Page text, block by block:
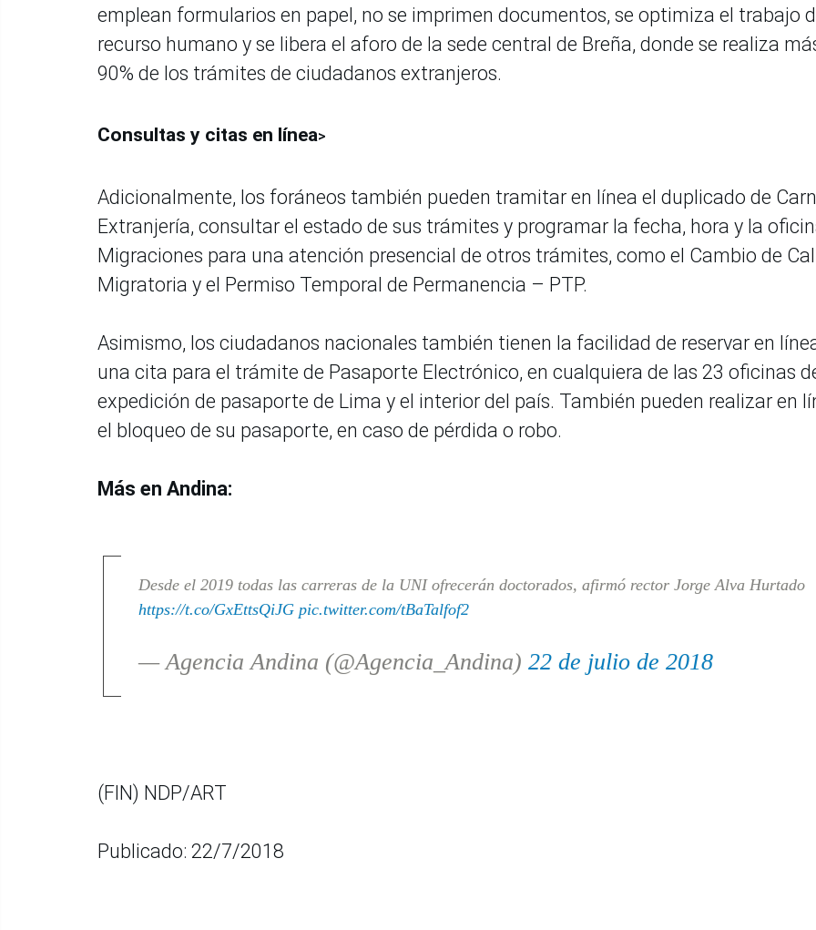
emplean formularios en papel, no se imprimen documentos, se optimiza el trabajo
recurso humano y se libera el aforo de la sede central de Breña, donde se realiza
90% de los trámites de ciudadanos extranjeros.
Consultas y citas en línea>
Adicionalmente, los foráneos también pueden tramitar en línea el duplicado de
Extranjería, consultar el estado de sus trámites y programar la fecha, hora y la
Migraciones para una atención presencial de otros trámites, como el Cambio de
Migratoria y el Permiso Temporal de Permanencia – PTP.
Asimismo, los ciudadanos nacionales también tienen la facilidad de reservar en
una cita para el trámite de Pasaporte Electrónico, en cualquiera de las 23 oficinas
expedición de pasaporte de Lima y el interior del país. También pueden realizar en
el bloqueo de su pasaporte, en caso de pérdida o robo.
Más en Andina:
Desde el 2019 todas las carreras de la UNI ofrecerán doctorados, afirmó rector Jorge Alva Hurtado
https://t.co/GxEttsQiJG pic.twitter.com/tBaTalfof2
— Agencia Andina (@Agencia_Andina) 22 de julio de 2018
(FIN) NDP/ART
Publicado: 22/7/2018